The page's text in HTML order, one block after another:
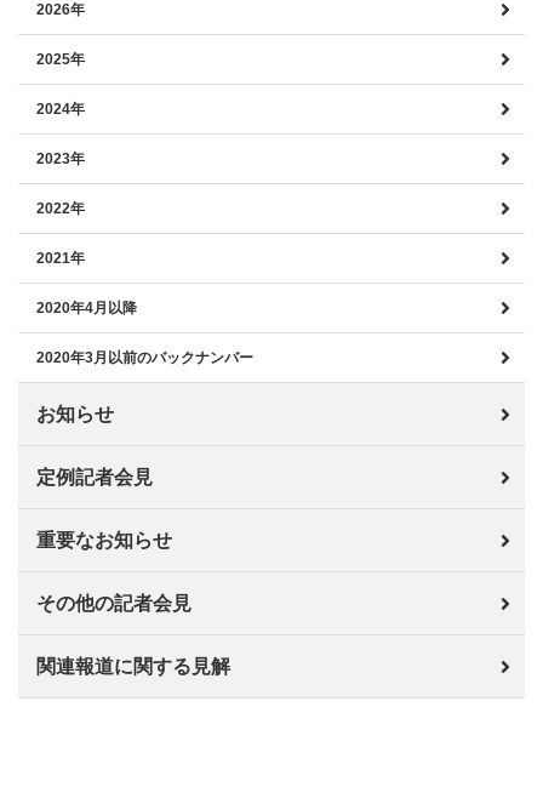
2026年
2025年
2024年
2023年
2022年
2021年
2020年4月以降
2020年3月以前のバックナンバー
お知らせ
定例記者会見
重要なお知らせ
その他の記者会見
関連報道に関する見解